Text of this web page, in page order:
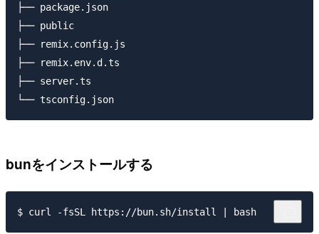
├── package.json
├── public
├── remix.config.js
├── remix.env.d.ts
├── server.ts
bunをインストールする